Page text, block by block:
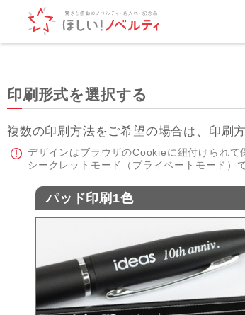
印刷形式を選択する
複数の印刷方法をご希望の場合は、印刷
デザインはブラウザのCookieに紐付けられて
シークレットモード（プライベートモード）
パッド印刷1色